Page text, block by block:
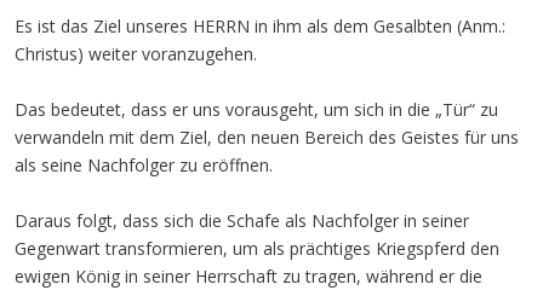
Es ist das Ziel unseres HERRN in ihm als dem Gesalbten (Anm.:
Christus) weiter voranzugehen.
Das bedeutet, dass er uns vorausgeht, um sich in die „Tür“ zu
verwandeln mit dem Ziel, den neuen Bereich des Geistes für uns
als seine Nachfolger zu eröffnen.
Daraus folgt, dass sich die Schafe als Nachfolger in seiner
Gegenwart transformieren, um als prächtiges Kriegspferd den
ewigen König in seiner Herrschaft zu tragen, während er die